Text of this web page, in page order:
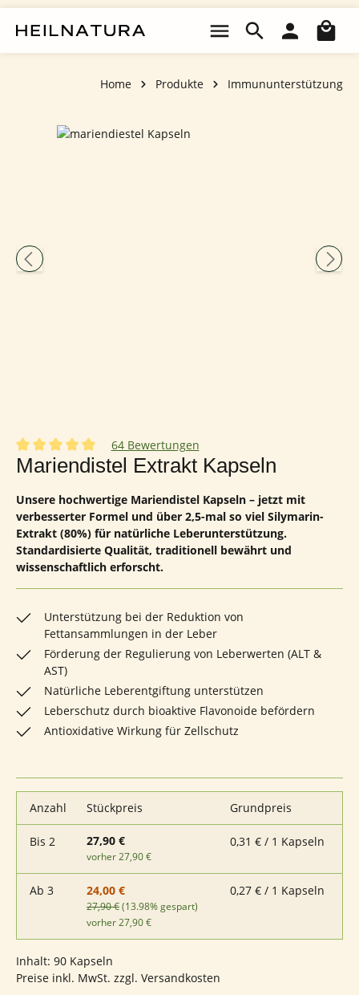
Home Produkte Immununterstützung
Bildergalerie überspringen
Durchschnittliche Bewertung von 4.89 von 5 Sternen
64 Bewertungen
Mariendistel Extrakt Kapseln
Unsere hochwertige Mariendistel Kapseln – jetzt mit
verbesserter Formel und über 2,5-mal so viel Silymarin-
Extrakt (80%) für natürliche Leberunterstützung.
Standardisierte Qualität, traditionell bewährt und
wissenschaftlich erforscht.
Unterstützung bei der Reduktion von
Fettansammlungen in der Leber
Förderung der Regulierung von Leberwerten (ALT &
AST)
Natürliche Leberentgiftung unterstützen
Leberschutz durch bioaktive Flavonoide befördern
Antioxidative Wirkung für Zellschutz
Anzahl Stückpreis Grundpreis
Bis 2 27,90 €
vorher 27,90 €
0,31 € / 1 Kapseln
Ab 3 24,00 €
27,90 €(13.98% gespart)
vorher 27,90 €
0,27 € / 1 Kapseln
Inhalt: 90 Kapseln
Preise inkl. MwSt. zzgl. Versandkosten